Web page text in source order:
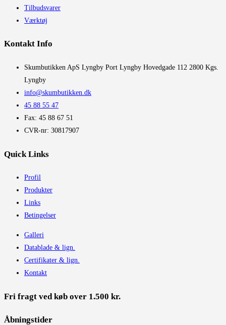
Tilbudsvarer
Værktøj
Kontakt Info
​Skumbutikken ApS Lyngby Port Lyngby Hovedgade 112 2800 Kgs.
Lyngby
info@skumbutikken.dk
45 88 55 47
Fax: 45 88 67 51
CVR-nr: 30817907
Quick Links
Profil
Produkter
Links
Betingelser
Galleri
Datablade & lign.
Certifikater & lign.
Kontakt
Fri fragt ved køb over 1.500 kr.
Åbningstider​